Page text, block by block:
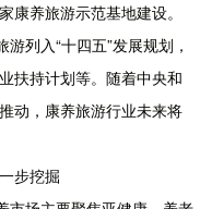
康养旅游示范基地建设。
列入“十四五”发展规划，
扶持计划等。随着中央和
动，康养旅游行业未来将
步挖掘